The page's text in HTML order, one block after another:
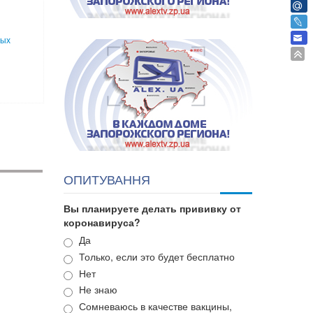
ОПИТУВАННЯ
Вы планируете делать прививку от
коронавируса?
Варианты
Да
Только, если это будет бесплатно
Нет
Не знаю
Сомневаюсь в качестве вакцины,